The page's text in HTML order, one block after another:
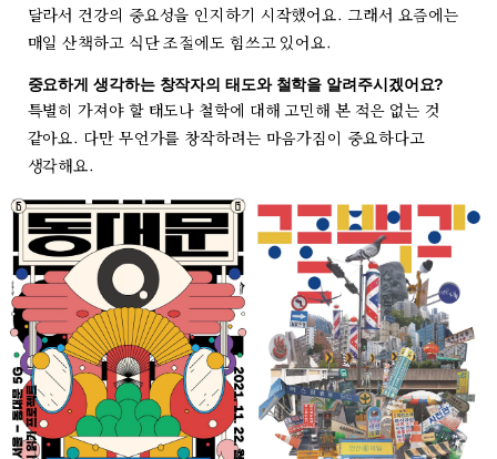
달라서 건강의 중요성을 인지하기 시작했어요. 그래서 요즘에는
매일 산책하고 식단 조절에도 힘쓰고 있어요.
중요하게 생각하는 창작자의 태도와 철학을 알려주시겠어요?
특별히 가져야 할 태도나 철학에 대해 고민해 본 적은 없는 것
같아요. 다만 무언가를 창작하려는 마음가짐이 중요하다고
생각해요.